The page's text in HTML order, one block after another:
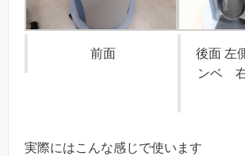
前面
後面 左
ンベ
実際にはこんな感じで使います